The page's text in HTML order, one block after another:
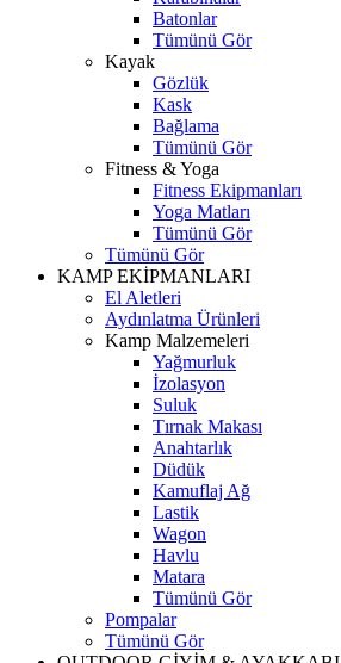
Batonlar
Tümünü Gör
Kayak
Gözlük
Kask
Bağlama
Tümünü Gör
Fitness & Yoga
Fitness Ekipmanları
Yoga Matları
Tümünü Gör
Tümünü Gör
KAMP EKİPMANLARI
El Aletleri
Aydınlatma Ürünleri
Kamp Malzemeleri
Yağmurluk
İzolasyon
Suluk
Tırnak Makası
Anahtarlık
Düdük
Kamuflaj Ağ
Lastik
Wagon
Havlu
Matara
Tümünü Gör
Pompalar
Tümünü Gör